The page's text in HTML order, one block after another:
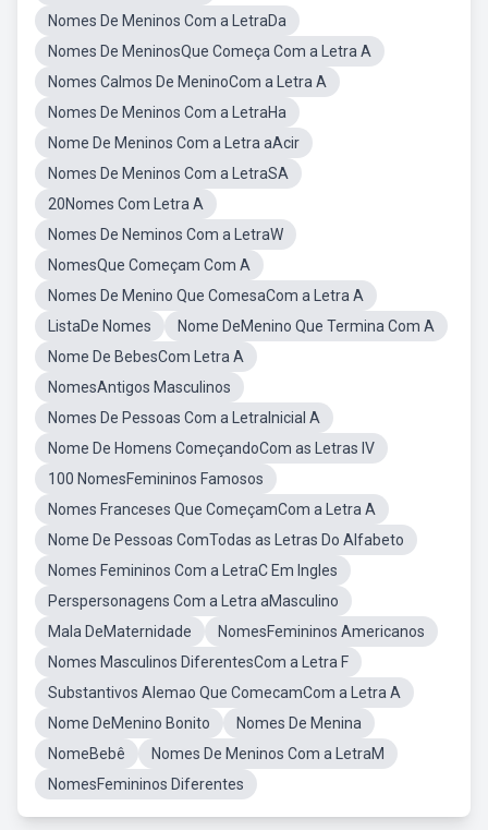
Nomes De Meninos Com a LetraDa
Nomes De MeninosQue Começa Com a Letra A
Nomes Calmos De MeninoCom a Letra A
Nomes De Meninos Com a LetraHa
Nome De Meninos Com a Letra aAcir
Nomes De Meninos Com a LetraSA
20Nomes Com Letra A
Nomes De Neminos Com a LetraW
NomesQue Começam Com A
Nomes De Menino Que ComesaCom a Letra A
ListaDe Nomes
Nome DeMenino Que Termina Com A
Nome De BebesCom Letra A
NomesAntigos Masculinos
Nomes De Pessoas Com a LetraInicial A
Nome De Homens ComeçandoCom as Letras IV
100 NomesFemininos Famosos
Nomes Franceses Que ComeçamCom a Letra A
Nome De Pessoas ComTodas as Letras Do Alfabeto
Nomes Femininos Com a LetraC Em Ingles
Perspersonagens Com a Letra aMasculino
Mala DeMaternidade
NomesFemininos Americanos
Nomes Masculinos DiferentesCom a Letra F
Substantivos Alemao Que ComecamCom a Letra A
Nome DeMenino Bonito
Nomes De Menina
NomeBebê
Nomes De Meninos Com a LetraM
NomesFemininos Diferentes